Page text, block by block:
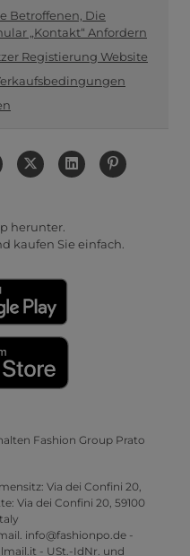
Betroffenen, Die
„Kontakt“ Anfordern
Registierung Website
herunter.
kaufen Sie einfach.
Fashion Group Prato
Via dei Confini 20,
Via dei Confini 20, 59100
info@fashionpo.de -
- USt.-IdNr. und